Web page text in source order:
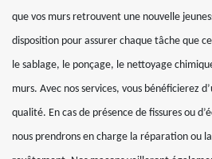
que vos murs retrouvent une nouvelle
disposition pour assurer chaque tâche que
le sablage, le ponçage, le nettoyage
murs. Avec nos services, vous bénéficierez
qualité. En cas de présence de fissures ou
nous prendrons en charge la réparation ou